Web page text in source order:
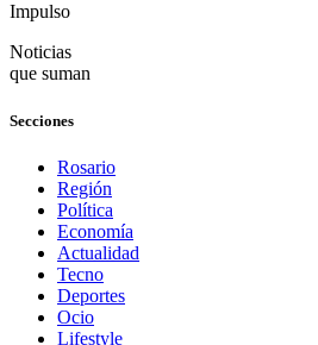
Impulso
Noticias
que suman
Secciones
Rosario
Región
Política
Economía
Actualidad
Tecno
Deportes
Ocio
Lifestyle